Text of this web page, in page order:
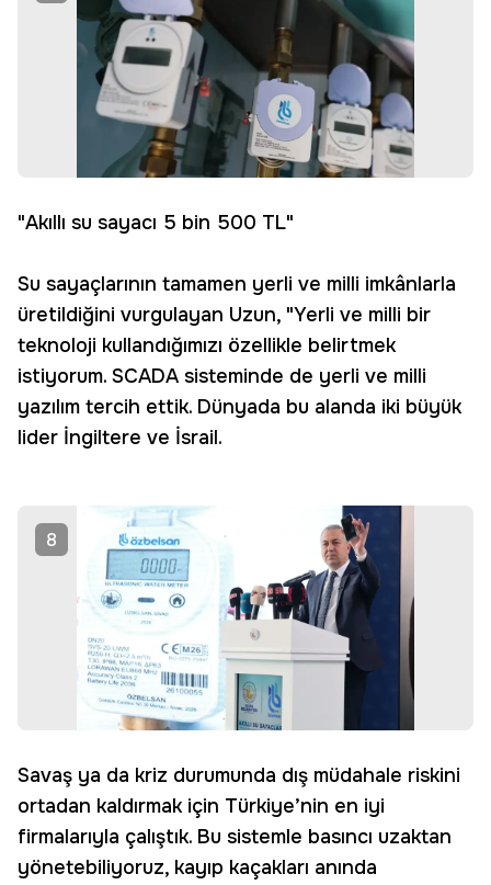
"Akıllı su sayacı 5 bin 500 TL"
Su sayaçlarının tamamen yerli ve milli imkânlarla
üretildiğini vurgulayan Uzun, "Yerli ve milli bir
teknoloji kullandığımızı özellikle belirtmek
istiyorum. SCADA sisteminde de yerli ve milli
yazılım tercih ettik. Dünyada bu alanda iki büyük
lider İngiltere ve İsrail.
8
Savaş ya da kriz durumunda dış müdahale riskini
ortadan kaldırmak için Türkiye’nin en iyi
firmalarıyla çalıştık. Bu sistemle basıncı uzaktan
yönetebiliyoruz, kayıp kaçakları anında